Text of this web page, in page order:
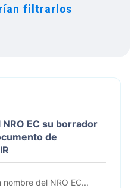
filtrarlos
NRO EC su borrador
de
del NRO EC...